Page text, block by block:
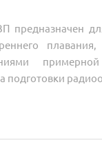
предназначен